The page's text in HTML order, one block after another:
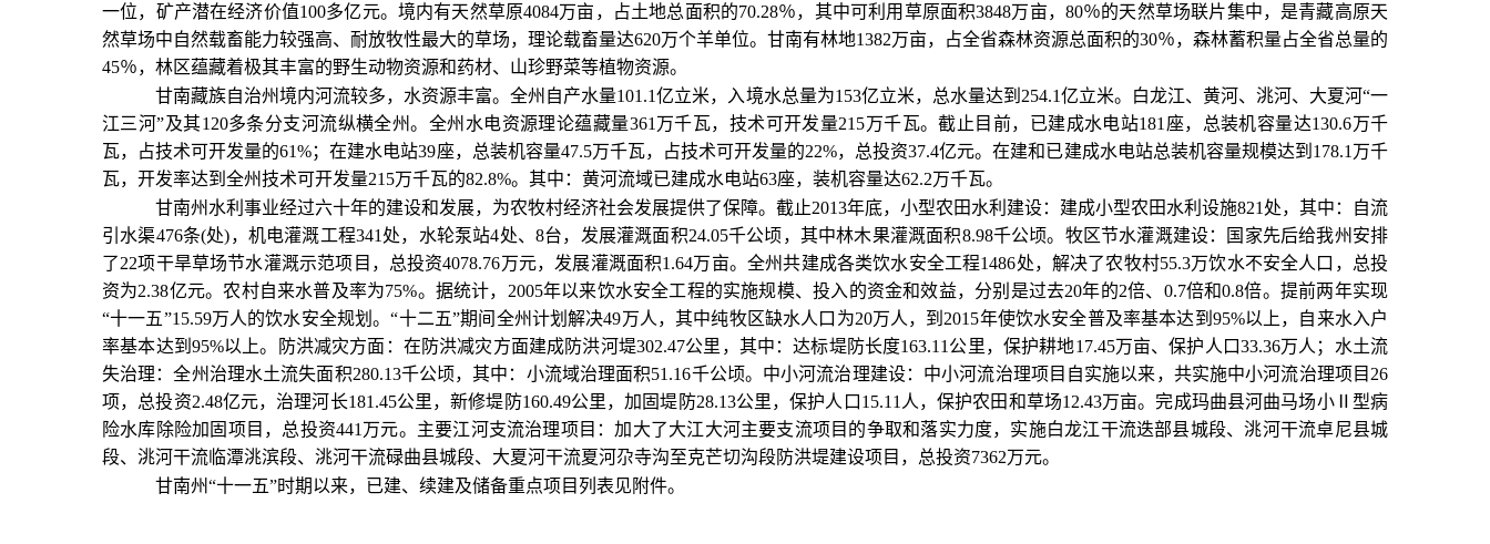
一位，矿产潜在经济价值100多亿元。境内有天然草原4084万亩，占土地总面积的70.28％，其中可利用草原面积3848万亩，80％的天然草场联片集中，是青藏高原天
然草场中自然载畜能力较强高、耐放牧性最大的草场，理论载畜量达620万个羊单位。甘南有林地1382万亩，占全省森林资源总面积的30％，森林蓄积量占全省总量的
45％，林区蕴藏着极其丰富的野生动物资源和药材、山珍野菜等植物资源。
甘南藏族自治州境内河流较多，水资源丰富。全州自产水量101.1亿立米，入境水总量为153亿立米，总水量达到254.1亿立米。白龙江、黄河、洮河、大夏河“一
江三河”及其120多条分支河流纵横全州。全州水电资源理论蕴藏量361万千瓦，技术可开发量215万千瓦。截止目前，已建成水电站181座，总装机容量达130.6万千
瓦，占技术可开发量的61%；在建水电站39座，总装机容量47.5万千瓦，占技术可开发量的22%，总投资37.4亿元。在建和已建成水电站总装机容量规模达到178.1万千
瓦，开发率达到全州技术可开发量215万千瓦的82.8%。其中：黄河流域已建成水电站63座，装机容量达62.2万千瓦。
甘南州水利事业经过六十年的建设和发展，为农牧村经济社会发展提供了保障。截止2013年底，小型农田水利建设：建成小型农田水利设施821处，其中：自流
引水渠476条(处)，机电灌溉工程341处，水轮泵站4处、8台，发展灌溉面积24.05千公顷，其中林木果灌溉面积8.98千公顷。牧区节水灌溉建设：国家先后给我州安排
了22项干旱草场节水灌溉示范项目，总投资4078.76万元，发展灌溉面积1.64万亩。全州共建成各类饮水安全工程1486处，解决了农牧村55.3万饮水不安全人口，总投
资为2.38亿元。农村自来水普及率为75%。据统计，2005年以来饮水安全工程的实施规模、投入的资金和效益，分别是过去20年的2倍、0.7倍和0.8倍。提前两年实现
“十一五”15.59万人的饮水安全规划。“十二五”期间全州计划解决49万人，其中纯牧区缺水人口为20万人，到2015年使饮水安全普及率基本达到95%以上，自来水入户
率基本达到95%以上。防洪减灾方面：在防洪减灾方面建成防洪河堤302.47公里，其中：达标堤防长度163.11公里，保护耕地17.45万亩、保护人口33.36万人；水土流
失治理：全州治理水土流失面积280.13千公顷，其中：小流域治理面积51.16千公顷。中小河流治理建设：中小河流治理项目自实施以来，共实施中小河流治理项目26
项，总投资2.48亿元，治理河长181.45公里，新修堤防160.49公里，加固堤防28.13公里，保护人口15.11人，保护农田和草场12.43万亩。完成玛曲县河曲马场小Ⅱ型病
险水库除险加固项目，总投资441万元。主要江河支流治理项目：加大了大江大河主要支流项目的争取和落实力度，实施白龙江干流迭部县城段、洮河干流卓尼县城
段、洮河干流临潭洮滨段、洮河干流碌曲县城段、大夏河干流夏河尕寺沟至克芒切沟段防洪堤建设项目，总投资7362万元。
甘南州“十一五”时期以来，已建、续建及储备重点项目列表见附件。
甘肃旱区150万人用水问题解决